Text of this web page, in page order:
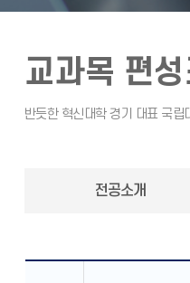
교과목 편
전공소개